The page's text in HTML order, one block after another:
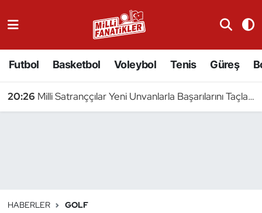
Futbol Basketbol Voleybol Tenis Güreş
20:26 Milli Satranççılar Yeni Unvanlarla Başarılarını Taçlandırdı
HABERLER GOLF
Badminton